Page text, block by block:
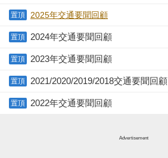
置頂 2025年交通要聞回顧
置頂 2024年交通要聞回顧
置頂 2023年交通要聞回顧
置頂 2021/2020/2019/2018交通要聞回顧
置頂 2022年交通要聞回顧
Advertisement